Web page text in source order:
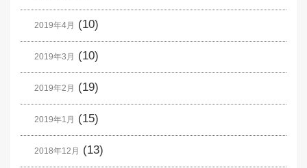
2019年4月 (10)
2019年3月 (10)
2019年2月 (19)
2019年1月 (15)
2018年12月 (13)